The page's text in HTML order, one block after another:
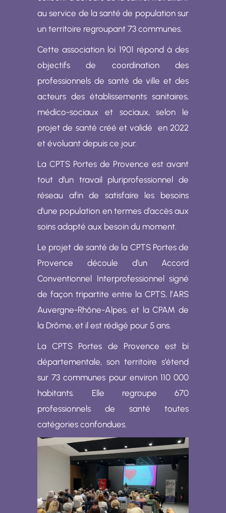
au service de la santé de population sur
un territoire regroupant 73 communes.
Cette association loi 1901 répond à des
objectifs de coordination des
professionnels de santé de ville et des
acteurs des établissements sanitaires,
médico-sociaux et sociaux, selon le
projet de santé créé et validé en 2022
et évoluant depuis ce jour.
La CPTS Portes de Provence est avant
tout d’un travail pluriprofessionnel de
réseau afin de satisfaire les besoins
d’une population en termes d’accès aux
soins adapté aux besoin du moment.
Le projet de santé de la CPTS Portes de
Provence découle d’un Accord
Conventionnel Interprofessionnel signé
de façon tripartite entre la CPTS, l’ARS
Auvergne-Rhône-Alpes, et la CPAM de
la Drôme, et il est rédigé pour 5 ans.
La CPTS Portes de Provence est bi
départementale, son territoire s’étend
sur 73 communes pour environ 110 000
habitants. Elle regroupe 670
professionnels de santé toutes
catégories confondues.